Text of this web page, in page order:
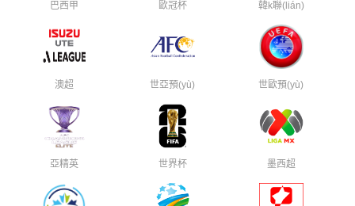
巴西甲 歐冠杯 韓k聯(lián)
澳超 世亞預(yù) 世歐預(yù)
亞精英 世界杯 墨西超